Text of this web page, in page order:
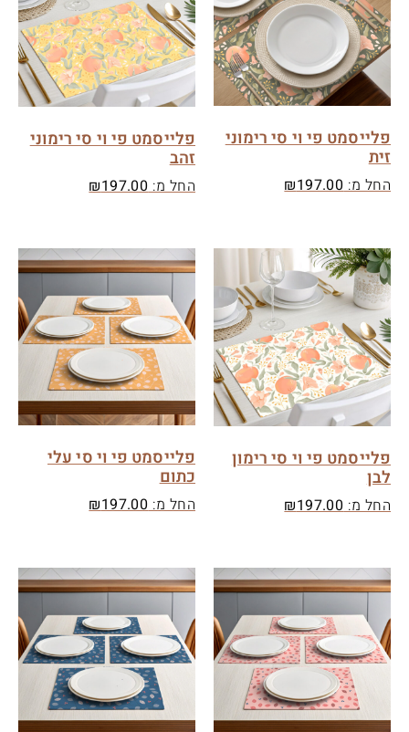
פלייסמט פי וי סי רימוני
זית
החל מ: ₪197.00
פלייסמט פי וי סי רימוני
זהב
החל מ: ₪197.00
פלייסמט פי וי סי רימון
לבן
החל מ: ₪197.00
פלייסמט פי וי סי עלי
כתום
החל מ: ₪197.00